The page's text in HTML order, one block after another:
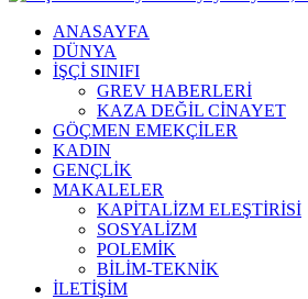
ANASAYFA
DÜNYA
İŞÇİ SINIFI
GREV HABERLERİ
KAZA DEĞİL CİNAYET
GÖÇMEN EMEKÇİLER
KADIN
GENÇLİK
MAKALELER
KAPİTALİZM ELEŞTİRİSİ
SOSYALİZM
POLEMİK
BİLİM-TEKNİK
ILETIŞIM